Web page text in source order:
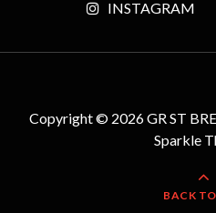
INSTAGRAM
Copyright © 2026 GR ST
Sparkle
BACK